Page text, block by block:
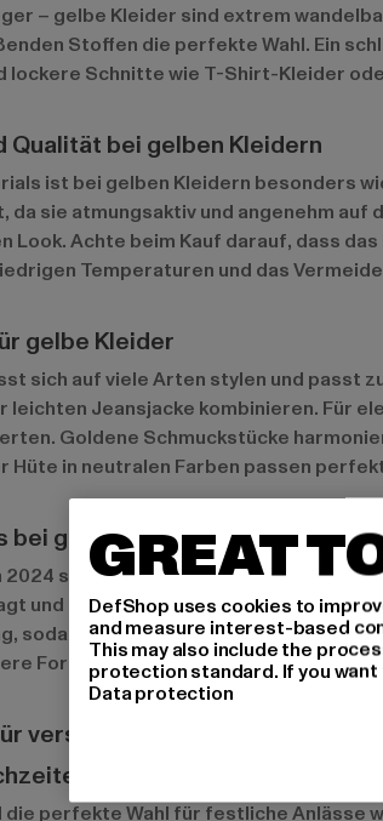
– gelbe Kleider sind extrem
Stoffen die perfekte Wahl. Ein
lockere Schnitte wie T-Shirt-Kleider
Qualität bei gelben Kleidern
ist bei gelben Kleidern besonders
da sie atmungsaktiv und angenehm
Look. Achte beim Kauf darauf, dass
Temperaturen und das
gelbe Kleider
sich auf viele Arten stylen und passt
leichten Jeansjacke kombinieren. Für
Goldene Schmuckstücke
Hüte in neutralen Farben passen
bei gelben Kleidern
2024 sind besonders sanfte
und bringen eine romantische Note
sodass du modisch und gleichzeitig
Formgebung einen spannenden
verschiedene Anlässe
Sommerpartys und
die perfekte Wahl für festliche Anlässe
GREAT
DefShop uses cookies to
and measure interest-based
This may also include the
protection standard. If you want
Data protection